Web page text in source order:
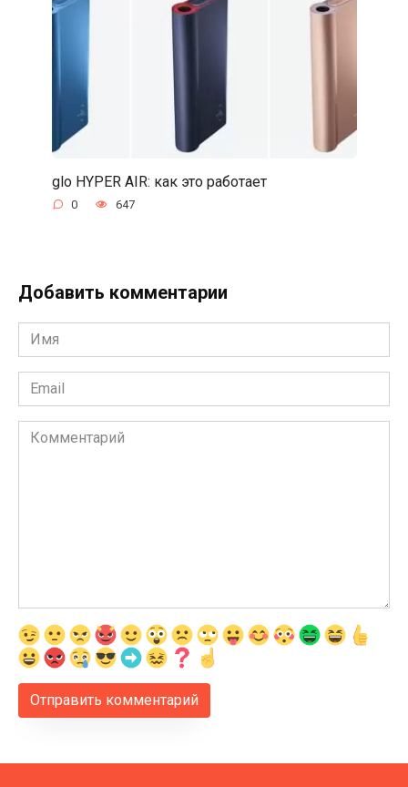
glo HYPER AIR: как это работает
0 647
Добавить комментарии
Имя
*
Email
*
Комментарий